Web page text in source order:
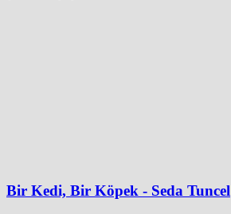
Bir Kedi, Bir Köpek - Seda Tuncel